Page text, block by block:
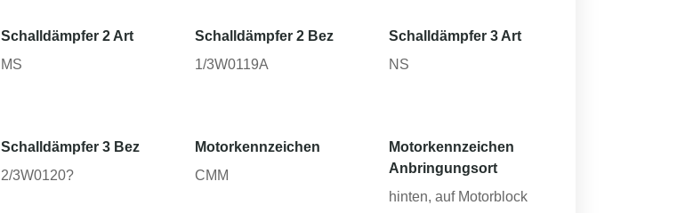
Schalldämpfer 2 Art
MS
Schalldämpfer 2 Bez
1/3W0119A
Schalldämpfer 3 Art
NS
Schalldämpfer 3 Bez
2/3W0120?
Motorkennzeichen
CMM
Motorkennzeichen
Anbringungsort
hinten, auf Motorblock